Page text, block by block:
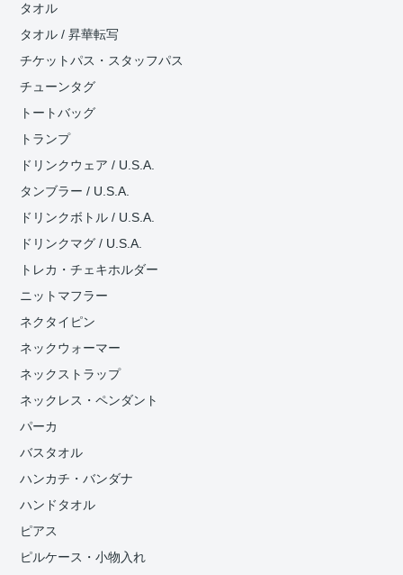
タオル
タオル / 昇華転写
チケットパス・スタッフパス
チューンタグ
トートバッグ
トランプ
ドリンクウェア / U.S.A.
タンブラー / U.S.A.
ドリンクボトル / U.S.A.
ドリンクマグ / U.S.A.
トレカ・チェキホルダー
ニットマフラー
ネクタイピン
ネックウォーマー
ネックストラップ
ネックレス・ペンダント
パーカ
バスタオル
ハンカチ・バンダナ
ハンドタオル
ピアス
ピルケース・小物入れ